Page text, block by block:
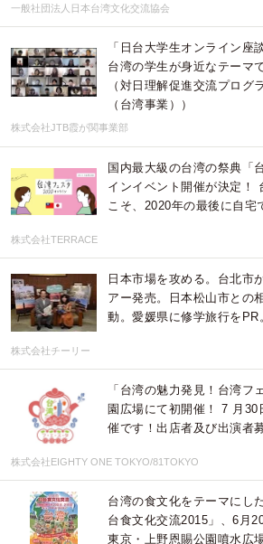
一般社団法人日本台湾文化交流協会
「日台大学生オンライン座
台湾の学生が身近なテーマ
（対日理解促進交流プログ
（台湾事業））
株式会社JTB霞が関事業部
国内最大級の台湾の祭典「
インイベント開催が決定！
こそ、2020年の最後に自宅
株式会社TERRACE
日本市場を攻める。台北市
アー発売。日本松山市との
動。愛媛県に修学旅行をPR
株式会社チーリー
「台湾の魅力発見！台湾フ
園広場にて初開催！ 7 月30
催です！出店者及び出演者
株式会社EIGHTY ONE TOKYO/81TOKYO
台湾の食文化をテーマにし
台食文化交流2015」、6月
東京・上野恩賜公園噴水広